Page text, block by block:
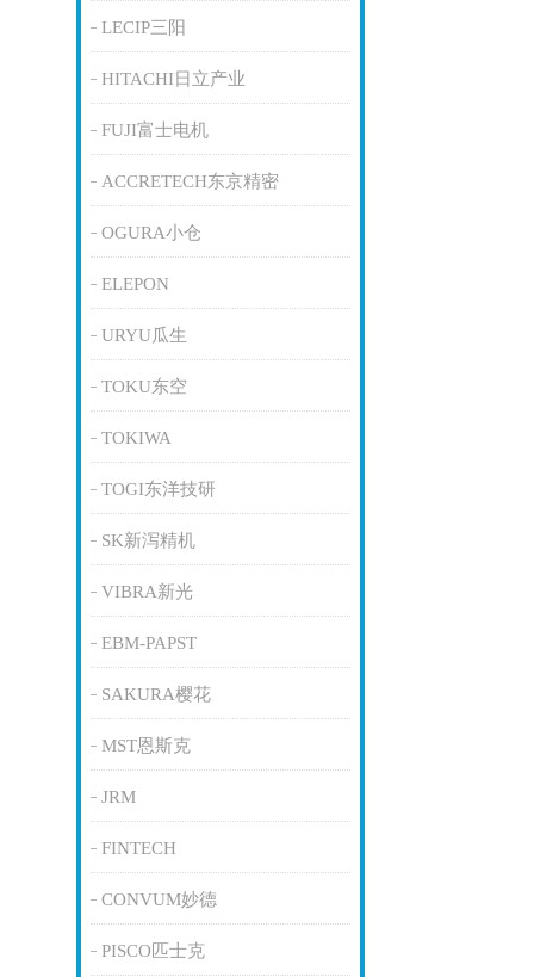
LECIP三阳
HITACHI日立产业
FUJI富士电机
ACCRETECH东京精密
OGURA小仓
ELEPON
URYU瓜生
TOKU东空
TOKIWA
TOGI东洋技研
SK新泻精机
VIBRA新光
EBM-PAPST
SAKURA樱花
MST恩斯克
JRM
FINTECH
CONVUM妙德
PISCO匹士克